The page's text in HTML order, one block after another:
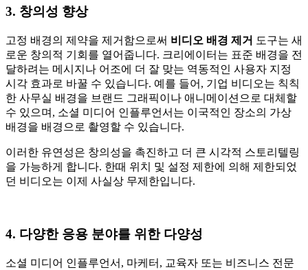
3. 창의성 향상
고정 배경의 제약을 제거함으로써 비디오 배경 제거 도구는 새
로운 창의적 기회를 열어줍니다. 크리에이터는 표준 배경을 전
달하려는 메시지나 어조에 더 잘 맞는 역동적인 사용자 지정
시각 효과로 바꿀 수 있습니다. 예를 들어, 기업 비디오는 칙칙
한 사무실 배경을 브랜드 그래픽이나 애니메이션으로 대체할
수 있으며, 소셜 미디어 인플루언서는 이국적인 장소의 가상
배경을 배경으로 촬영할 수 있습니다.
이러한 유연성은 창의성을 촉진하고 더 큰 시각적 스토리텔링
을 가능하게 합니다. 한때 위치 및 설정 제한에 의해 제한되었
던 비디오는 이제 사실상 무제한입니다.
4. 다양한 응용 분야를 위한 다양성
소셜 미디어 인플루언서, 마케터, 교육자 또는 비즈니스 전문